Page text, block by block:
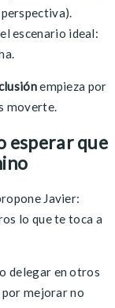
escenario ideal:
empieza por
moverte.
esperar que
Javier:
lo que te toca a
delegar en otros
mejorar no